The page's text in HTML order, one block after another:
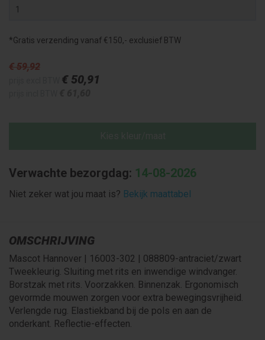
*Gratis verzending vanaf €150,- exclusief BTW
€ 59,92
€ 50,91
Verwachte bezorgdag: 14-08-2026
Niet zeker wat jou maat is? Bekijk maattabel
OMSCHRIJVING
Mascot Hannover | 16003-302 | 088809-antraciet/zwart
Tweekleurig. Sluiting met rits en inwendige windvanger.
Borstzak met rits. Voorzakken. Binnenzak. Ergonomisch
gevormde mouwen zorgen voor extra bewegingsvrijheid.
Verlengde rug. Elastiekband bij de pols en aan de
onderkant. Reflectie-effecten.